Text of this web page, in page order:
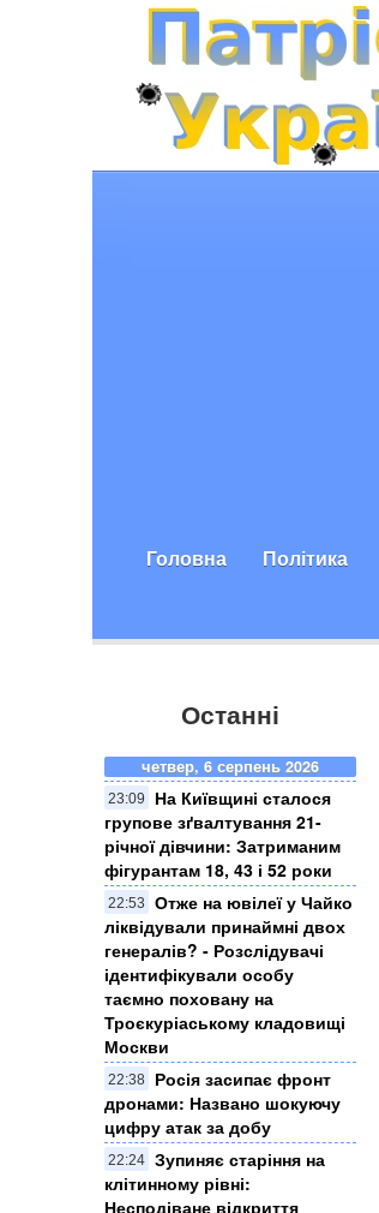
Головна Політика
Останні
четвер, 6 серпень 2026
23:09
На Київщині сталося
групове зґвалтування 21-
річної дівчини: Затриманим
фігурантам 18, 43 і 52 роки
22:53
Отже на ювілеї у Чайко
ліквідували принаймні двох
генералів? - Розслідувачі
ідентифікували особу
таємно поховану на
Троєкуріаському кладовищі
Москви
22:38
Росія засипає фронт
дронами: Названо шокуючу
цифру атак за добу
22:24 Зупиняє старіння на
клітинному рівні:
Несподіване відкриття